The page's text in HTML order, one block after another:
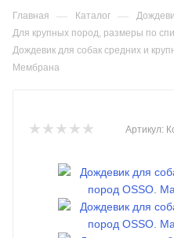
Главная — Каталог —
Для крупных пород, размеры по
Дождевик для собак средних и
Мембрана
Артикул: